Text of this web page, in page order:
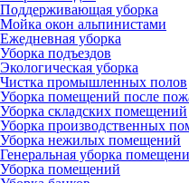
Поддерживающая уборка
Мойка окон альпинистами
Ежедневная уборка
Уборка подъездов
Экологическая уборка
Чистка промышленных полов
Уборка помещений после
Уборка складских помещений
Уборка производственных
Уборка нежилых помещений
Генеральная уборка
Уборка помещений